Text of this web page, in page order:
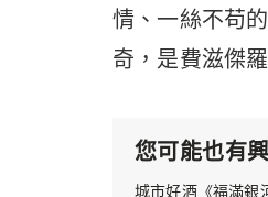
情、一絲不苟
奇，是費滋傑
您可能也有
城市好酒《福滿銀